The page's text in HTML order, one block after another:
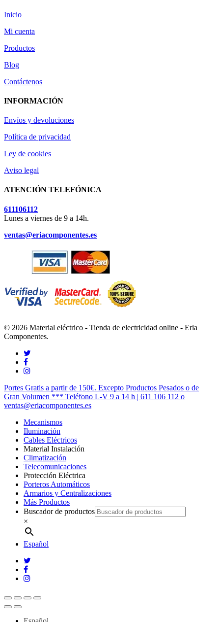
Inicio
Mi cuenta
Productos
Blog
Contáctenos
INFORMACIÓN
Envíos y devoluciones
Política de privacidad
Ley de cookies
Aviso legal
ATENCIÓN TELEFÓNICA
611106112
Lunes a viernes de 9 a 14h.
ventas@eriacomponentes.es
© 2026 Material eléctrico - Tienda de electricidad online - Eria
Componentes.
twitter
facebook
instagram
Cerrar
Menú
Portes Gratis a partir de 150€. Excepto Productos Pesados o de
Gran Volumen *** Teléfono L-V 9 a 14 h | 611 106 112 o
ventas@eriacomponentes.es
Mecanismos
Iluminación
Cables Eléctricos
Material Instalación
Climatización
Telecomunicaciones
Protección Eléctrica
Porteros Automáticos
Armarios y Centralizaciones
Más Productos
Buscador de productos
×
Español
twitter
facebook
instagram